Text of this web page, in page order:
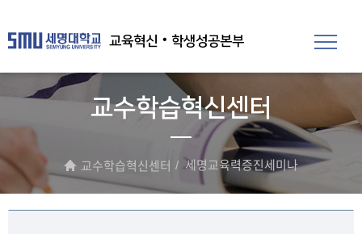
교육혁신‧학생성공본부
교수학습혁신센터
교수학습혁신센터 세명교육력증진세미나